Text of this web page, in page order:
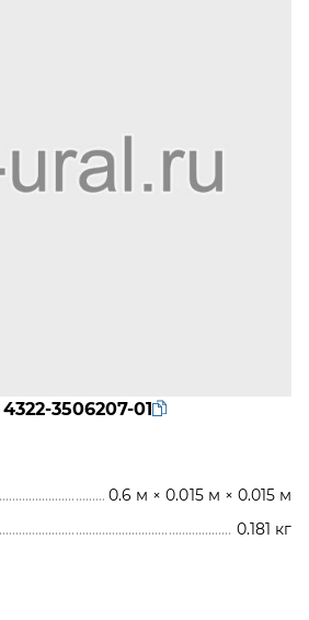
4322-3506207-01
0.6 м × 0.015 м × 0.015 м
0.181 кг